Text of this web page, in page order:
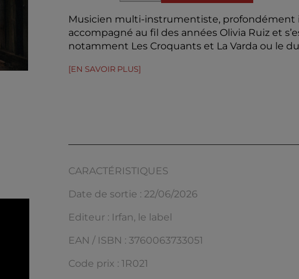
Musicien multi-instrumentiste, profondément
accompagné au fil des années Olivia Ruiz et
notamment Les Croquants et La Varda ou le
[EN SAVOIR PLUS]
CARACTÉRISTIQUES
Date de sortie : 22/06/2026
Editeur : Irfan, le label
EAN / ISBN : 3760063733051
Code prix : 1R021